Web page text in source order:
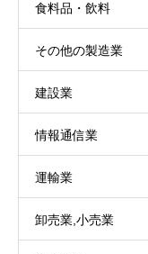
食料品・飲料
その他の製造業
建設業
情報通信業
運輸業
卸売業,小売業